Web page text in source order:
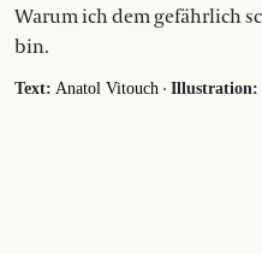
Warum ich dem gefährlich
bin.
Text: Anatol Vitouch · Illustration: